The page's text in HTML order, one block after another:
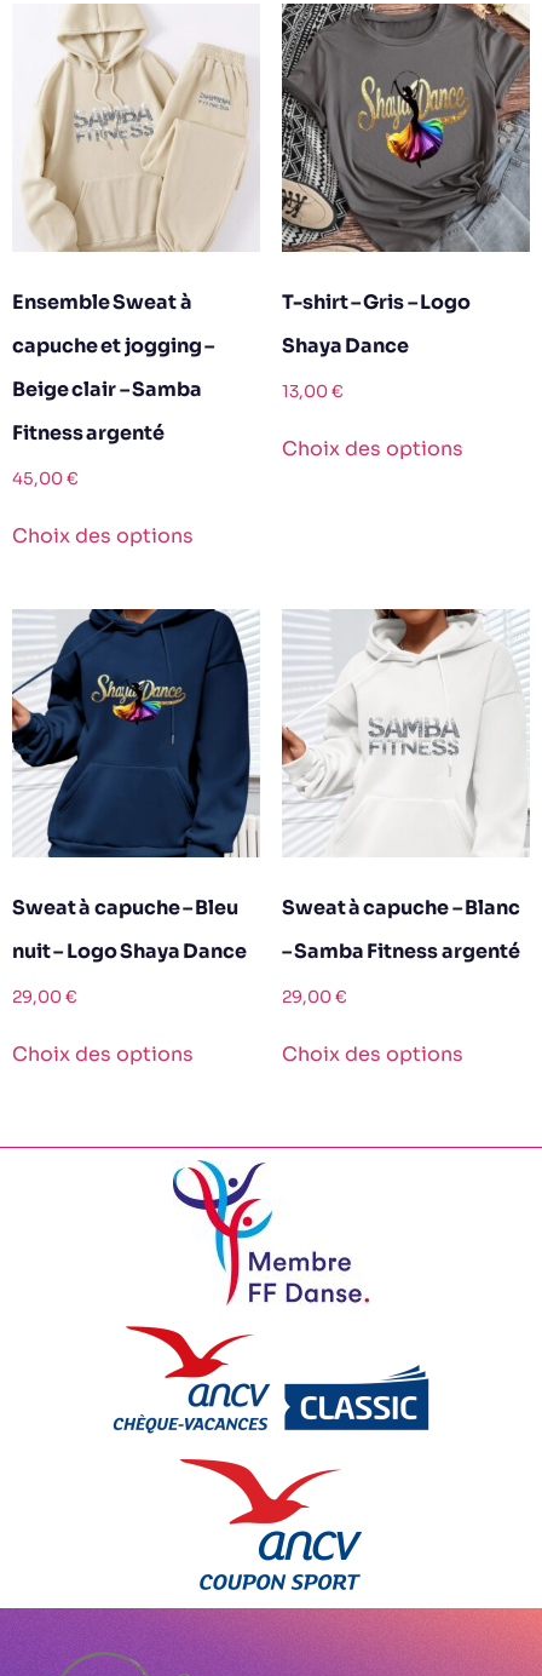
Ensemble Sweat à
capuche et jogging –
Beige clair – Samba
Fitness argenté
45,00€
Choix des options
T-shirt – Gris – Logo
Shaya Dance
13,00€
Choix des options
Sweat à capuche – Bleu
nuit – Logo Shaya Dance
29,00€
Choix des options
Sweat à capuche – Blanc
– Samba Fitness argenté
29,00€
Choix des options